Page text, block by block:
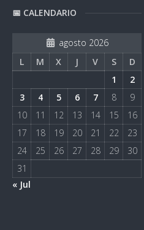
📅 CALENDARIO
agosto 2026
L
M X J V S
D
1
2
3
4 5 6 7 8
9
10
11 12 13 14 15
16
17
18 19 20 21 22
23
24
25 26 27 28 29
30
31
« Jul